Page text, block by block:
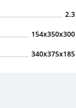
2.3
154x350x300
340x375x185